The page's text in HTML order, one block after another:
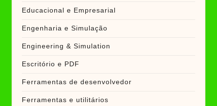
Educacional e Empresarial
Engenharia e Simulação
Engineering & Simulation
Escritório e PDF
Ferramentas de desenvolvedor
Ferramentas e utilitários